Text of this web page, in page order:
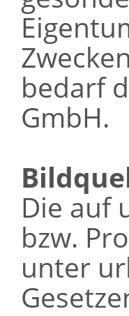
bedarf
GmbH.
Die auf
bzw.
unter